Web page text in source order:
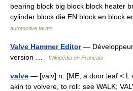
bearing block big block block heater
cylinder block die EN block en block
automotive terms
Valve Hammer Editor— Développeur
version …
Wikipédia en Français
valve — [valv] n. [ME, a door leaf < L
akin to volvere, to roll: see WALK;